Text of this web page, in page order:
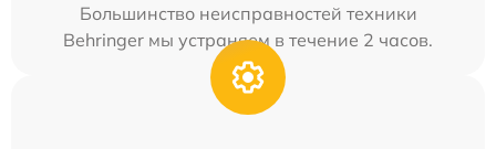
Большинство неисправностей техники
Behringer мы устраняем в течение 2 часов.